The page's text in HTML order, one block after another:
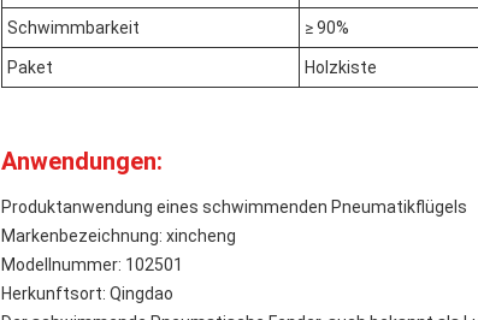
Schwimmbarkeit ≥ 90%
Paket Holzkiste
Anwendungen:
Produktanwendung eines schwimmenden Pneumatikflügels
Markenbezeichnung: xincheng
Modellnummer: 102501
Herkunftsort: Qingdao